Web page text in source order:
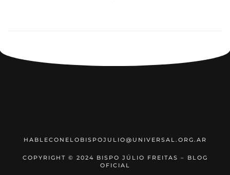
HABLECONELOBISPOJULIO@UNIVERSAL.ORG.AR
COPYRIGHT © 2024 BISPO JÚLIO FREITAS – BLOG
OFICIAL